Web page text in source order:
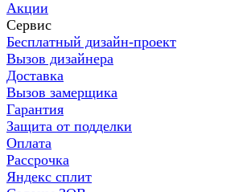
Акции
Сервис
Бесплатный дизайн-проект
Вызов дизайнера
Доставка
Вызов замерщика
Гарантия
Защита от подделки
Оплата
Рассрочка
Яндекс сплит